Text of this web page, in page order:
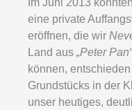
eine private
eröffnen, die wir
Land aus„Peter
können,
Grundstücks in der
unser heutiges,